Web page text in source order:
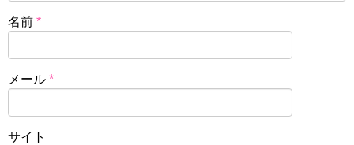
名前 *
メール *
サイト